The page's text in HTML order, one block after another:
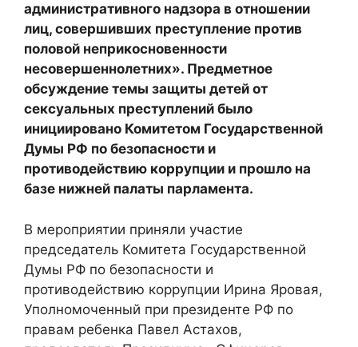
административного надзора в отношении
лиц, совершивших преступление против
половой неприкосновенности
несовершеннолетних». Предметное
обсуждение темы защиты детей от
сексуальных преступлений было
инициировано Комитетом Государственной
Думы РФ по безопасности и
противодействию коррупции и прошло на
базе нижней палаты парламента.
В мероприятии приняли участие
председатель Комитета Государственной
Думы РФ по безопасности и
противодействию коррупции Ирина Яровая,
Уполномоченный при президенте РФ по
правам ребенка Павел Астахов,